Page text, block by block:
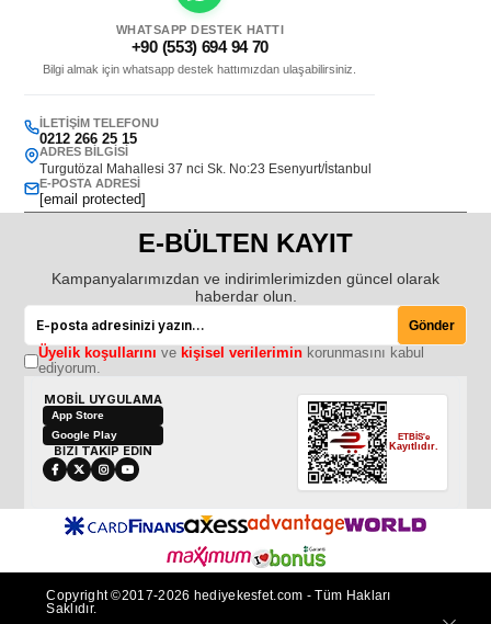
WHATSAPP DESTEK HATTI
+90 (553) 694 94 70
Bilgi almak için whatsapp destek hattımızdan ulaşabilirsiniz.
İLETIŞIM TELEFONU
0212 266 25 15
ADRES BILGISI
Turgutözal Mahallesi 37 nci Sk. No:23 Esenyurt/İstanbul
E-POSTA ADRESI
[email protected]
E-BÜLTEN KAYIT
Kampanyalarımızdan ve indirimlerimizden güncel olarak
haberdar olun.
Gönder
Üyelik koşullarını ve kişisel verileriminkorunmasını kabul
ediyorum.
MOBİL UYGULAMA
App Store
Google Play
BİZİ TAKİP EDİN
ETBİS'e
Kayıtlıdır.
Copyright ©2017-2026 hediyekesfet.com - Tüm Hakları
Saklıdır.